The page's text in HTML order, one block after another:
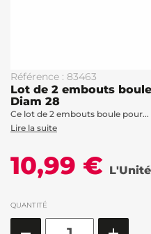
Référence : 83463
Lot de 2 embouts
Diam 28
Ce lot de 2 embouts boule pour...
Lire la suite
10,99 € L'Unité
QUANTITÉ